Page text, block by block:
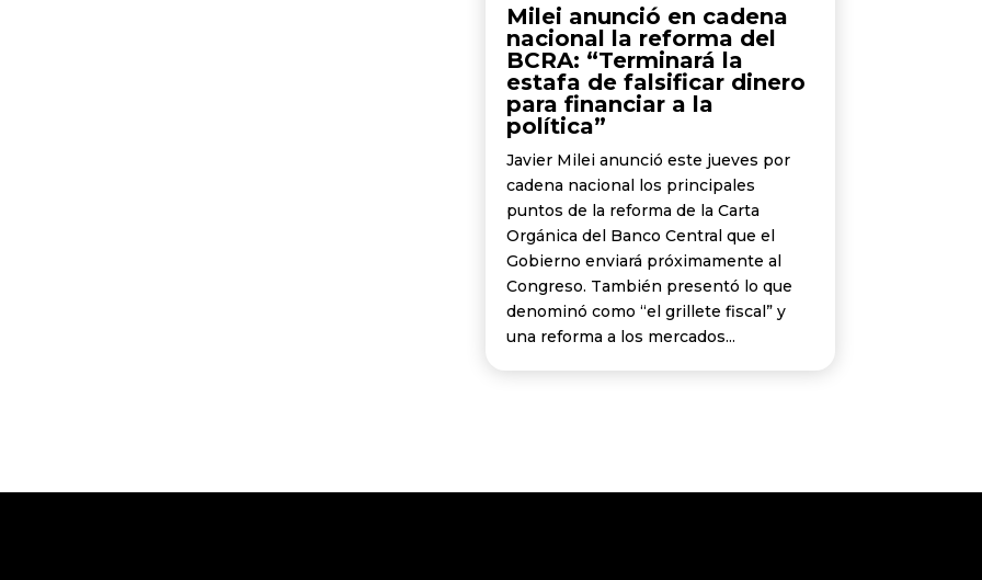
Milei anunció en cadena
nacional la reforma del
BCRA: “Terminará la
estafa de falsificar dinero
para financiar a la
política”
Javier Milei anunció este jueves por
cadena nacional los principales
puntos de la reforma de la Carta
Orgánica del Banco Central que el
Gobierno enviará próximamente al
Congreso. También presentó lo que
denominó como “el grillete fiscal” y
una reforma a los mercados...